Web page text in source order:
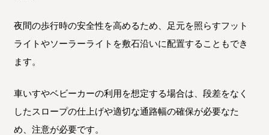
夜間の歩行時の安全性を高めるため、足元を照らすフット
ライトやソーラーライトを敷石沿いに配置することもでき
ます。
車いすやベビーカーの利用を想定する場合は、段差をなく
したスロープの仕上げや適切な通路幅の確保が必要なた
め、注意が必要です。